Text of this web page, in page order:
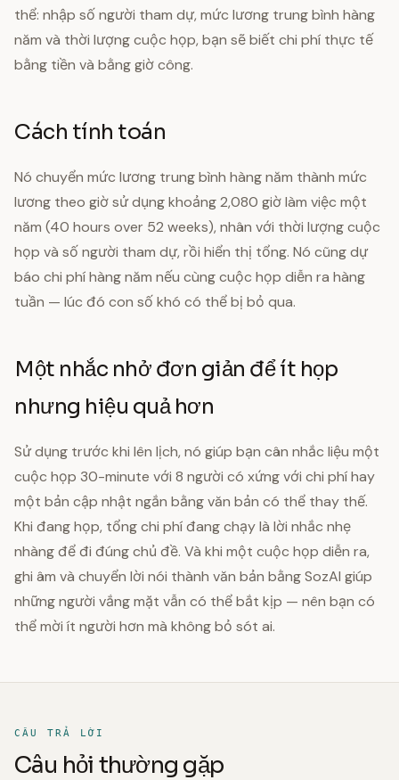
thể: nhập số người tham dự, mức lương trung bình hàng
năm và thời lượng cuộc họp, bạn sẽ biết chi phí thực tế
bằng tiền và bằng giờ công.
Cách tính toán
Nó chuyển mức lương trung bình hàng năm thành mức
lương theo giờ sử dụng khoảng 2,080 giờ làm việc một
năm (40 hours over 52 weeks), nhân với thời lượng cuộc
họp và số người tham dự, rồi hiển thị tổng. Nó cũng dự
báo chi phí hàng năm nếu cùng cuộc họp diễn ra hàng
tuần — lúc đó con số khó có thể bị bỏ qua.
Một nhắc nhở đơn giản để ít họp
nhưng hiệu quả hơn
Sử dụng trước khi lên lịch, nó giúp bạn cân nhắc liệu một
cuộc họp 30-minute với 8 người có xứng với chi phí hay
một bản cập nhật ngắn bằng văn bản có thể thay thế.
Khi đang họp, tổng chi phí đang chạy là lời nhắc nhẹ
nhàng để đi đúng chủ đề. Và khi một cuộc họp diễn ra,
ghi âm và chuyển lời nói thành văn bản bằng SozAI giúp
những người vắng mặt vẫn có thể bắt kịp — nên bạn có
thể mời ít người hơn mà không bỏ sót ai.
CÂU TRẢ LỜI
Câu hỏi thường gặp